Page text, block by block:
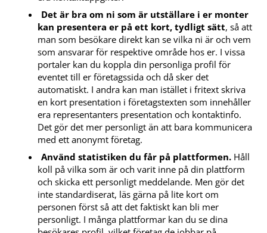
Det är bra om ni som är utställare i er monter
kan presentera er på ett kort, tydligt sätt, så att
man som besökare direkt kan se vilka ni är och vem
som ansvarar för respektive område hos er. I vissa
portaler kan du koppla din personliga profil för
eventet till er företagssida och då sker det
automatiskt. I andra kan man istället i fritext skriva
en kort presentation i företagstexten som innehåller
era representanters presentation och kontaktinfo.
Det gör det mer personligt än att bara kommunicera
med ett anonymt företag.
Använd statistiken du får på plattformen. Håll
koll på vilka som är och varit inne på din plattform
och skicka ett personligt meddelande. Men gör det
inte standardiserat, läs gärna på lite kort om
personen först så att det faktiskt kan bli mer
personligt. I många plattformar kan du se dina